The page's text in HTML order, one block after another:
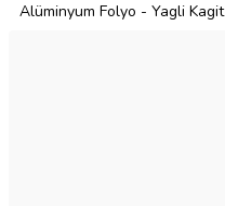
Alüminyum Folyo - Yagli Kagit